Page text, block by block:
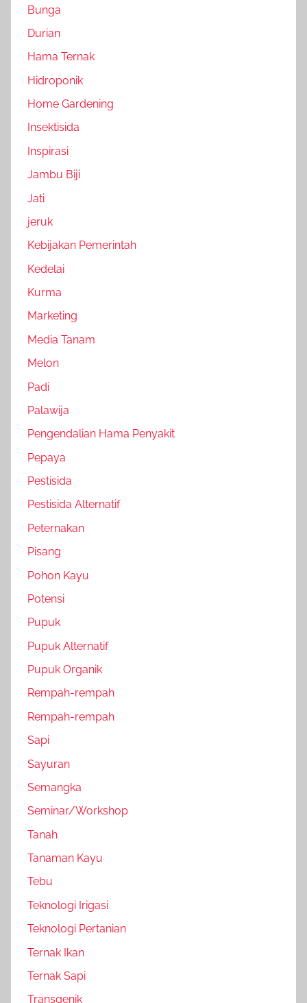
Bunga
Durian
Hama Ternak
Hidroponik
Home Gardening
Insektisida
Inspirasi
Jambu Biji
Jati
jeruk
Kebijakan Pemerintah
Kedelai
Kurma
Marketing
Media Tanam
Melon
Padi
Palawija
Pengendalian Hama Penyakit
Pepaya
Pestisida
Pestisida Alternatif
Peternakan
Pisang
Pohon Kayu
Potensi
Pupuk
Pupuk Alternatif
Pupuk Organik
Rempah-rempah
Rempah-rempah
Sapi
Sayuran
Semangka
Seminar/Workshop
Tanah
Tanaman Kayu
Tebu
Teknologi Irigasi
Teknologi Pertanian
Ternak Ikan
Ternak Sapi
Transgenik